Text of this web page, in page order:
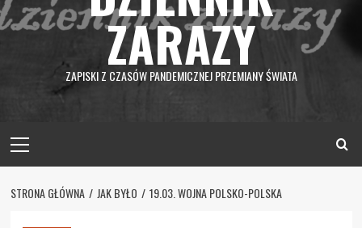
ZARAZY
ZAPISKI Z CZASÓW PANDEMICZNEJ PRZEMIANY ŚWIATA
Menu
STRONA GŁÓWNA JAK BYŁO 19.03. WOJNA POLSKO-POLSKA